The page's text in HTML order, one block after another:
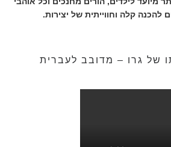
להכנה קלה וחווייתית של יצירות.